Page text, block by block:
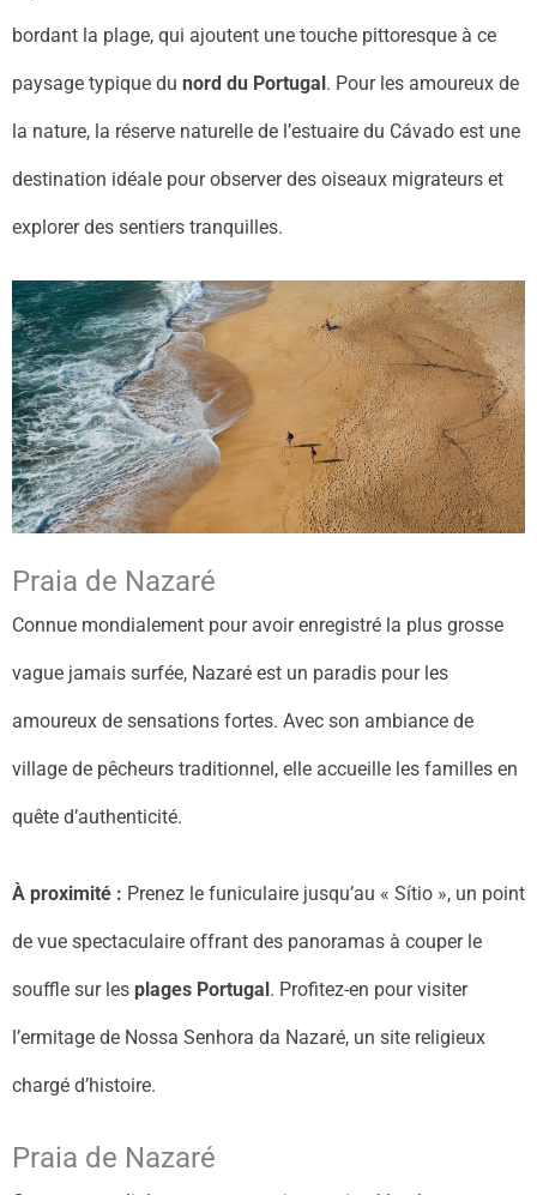
bordant la plage, qui ajoutent une touche pittoresque à ce
paysage typique du nord du Portugal. Pour les amoureux de
la nature, la réserve naturelle de l’estuaire du Cávado est une
destination idéale pour observer des oiseaux migrateurs et
explorer des sentiers tranquilles.
Praia de Nazaré
Connue mondialement pour avoir enregistré la plus grosse
vague jamais surfée, Nazaré est un paradis pour les
amoureux de sensations fortes. Avec son ambiance de
village de pêcheurs traditionnel, elle accueille les familles en
quête d’authenticité.
À proximité : Prenez le funiculaire jusqu’au « Sítio », un point
de vue spectaculaire offrant des panoramas à couper le
souffle sur les plages Portugal. Profitez-en pour visiter
l’ermitage de Nossa Senhora da Nazaré, un site religieux
chargé d’histoire.
Praia de Nazaré